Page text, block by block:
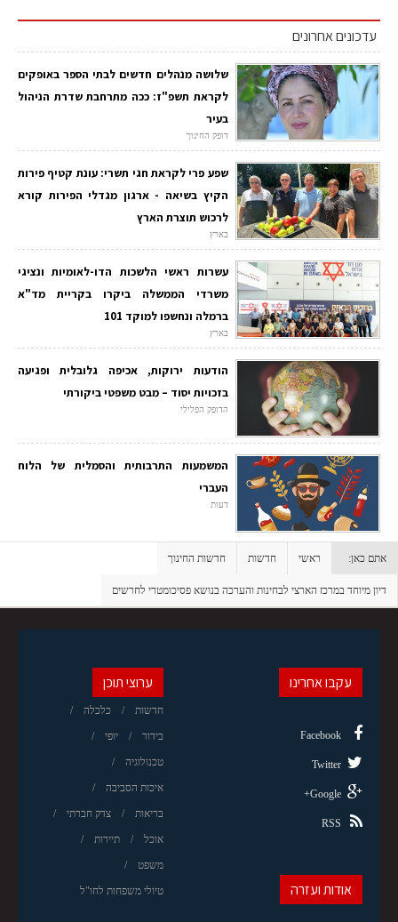
עדכונים אחרונים
שלושה מנהלים חדשים לבתי הספר באופקים
לקראת תשפ"ז: ככה מתרחבת שדרת הניהול
בעיר
דופק החינוך
שפע פרי לקראת חגי תשרי: עונת קטיף פירות
הקיץ בשיאה - ארגון מגדלי הפירות קורא
לרכוש תוצרת הארץ
בארץ
עשרות ראשי הלשכות הדו-לאומיות ונציגי
משרדי הממשלה ביקרו בקריית מד"א
ברמלה ונחשפו למוקד 101
בארץ
הודעות ירוקות, אכיפה גלובלית ופגיעה
בזכויות יסוד – מבט משפטי ביקורתי
הדופק הפלילי
המשמעות התרבותית והסמלית של הלוח
העברי
דעות
אתם כאן: ראשי חדשות חדשות החינוך
דיון מיוחד במרכז הארצי לבחינות והערכה בנושא פסיכומטרי לחרשים
ערוצי תוכן
חדשות כלכלה
בידור יופי
טכנולוגיה
איכות הסביבה
בריאות צדק חברתי
אוכל תיירות
משפט
טיולי משפחות לחו"ל
עקבו אחרינו
Facebook
Twitter
Google+
RSS
אודות ועזרה